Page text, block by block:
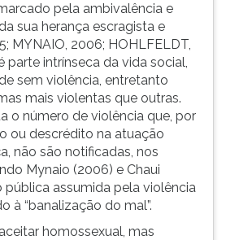
pela ambivalência e
sua herança escragista e
MYNAIO, 2006; HOHLFELDT,
parte intrínseca da vida social,
sem violência, entretanto
mais violentas que outras.
o número de violência que, por
ou descrédito na atuação
não são notificadas, nos
Mynaio (2006) e Chaui
pública assumida pela violência
à “banalização do mal”.
homossexual, mas